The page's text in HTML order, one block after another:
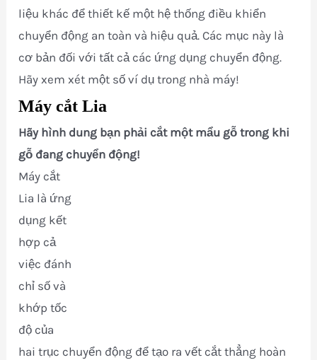
liệu khác để thiết kế một hệ thống điều khiển
chuyển động an toàn và hiệu quả. Các mục này là
cơ bản đối với tất cả các ứng dụng chuyển động.
Hãy xem xét một số ví dụ trong nhà máy!
Máy cắt Lia
Hãy hình dung bạn phải cắt một mẩu gỗ trong khi
gỗ đang chuyển động!
Máy cắt
Lia là ứng
dụng kết
hợp cả
việc đánh
chỉ số và
khớp tốc
độ của
hai trục chuyển động để tạo ra vết cắt thẳng hoàn